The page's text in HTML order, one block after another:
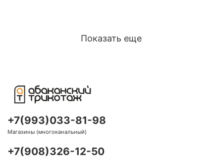
Показать еще
+7(993)033-81-98
Магазины (многоканальный)
+7(908)326-12-50